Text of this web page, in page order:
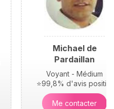
Michael de
Pardaillan
Voyant - Médium
⭐99,8% d'avis positifs
Me contacter